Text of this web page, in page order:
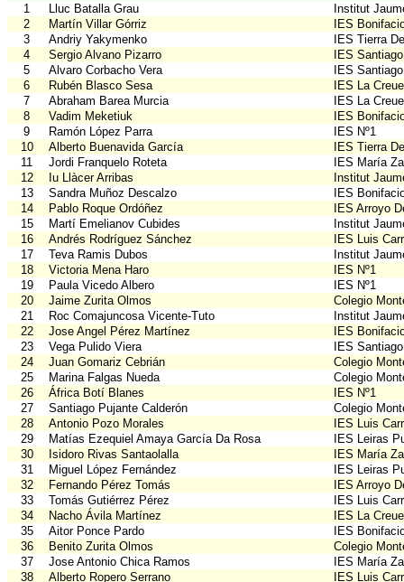
1
Lluc Batalla Grau
Institut
2
Martín Villar Górriz
IES
3
Andriy Yakymenko
IES Tierra
4
Sergio Alvano Pizarro
IES
5
Alvaro Corbacho Vera
IES
6
Rubén Blasco Sesa
IES La
7
Abraham Barea Murcia
IES La
8
Vadim Meketiuk
IES
9
Ramón López Parra
IES Nº1
10
Alberto Buenavida García
IES Tierra
11
Jordi Franquelo Roteta
IES María
12
Iu Llàcer Arribas
Institut
13
Sandra Muñoz Descalzo
IES
14
Pablo Roque Ordóñez
IES Arroyo
15
Martí Emelianov Cubides
Institut
16
Andrés Rodríguez Sánchez
IES Luis
17
Teva Ramis Dubos
Institut
18
Victoria Mena Haro
IES Nº1
19
Paula Vicedo Albero
IES Nº1
20
Jaime Zurita Olmos
Colegio
21
Roc Comajuncosa Vicente-Tuto
Institut
22
Jose Angel Pérez Martínez
IES
23
Vega Pulido Viera
IES
24
Juan Gomariz Cebrián
Colegio
25
Marina Falgas Nueda
Colegio
26
África Botí Blanes
IES Nº1
27
Santiago Pujante Calderón
Colegio
28
Antonio Pozo Morales
IES Luis
29
Matías Ezequiel Amaya García Da Rosa
IES Leiras
30
Isidoro Rivas Santaolalla
IES María
31
Miguel López Fernández
IES Leiras
32
Fernando Pérez Tomás
IES Arroyo
33
Tomás Gutiérrez Pérez
IES Luis
34
Nacho Ávila Martínez
IES La
35
Aitor Ponce Pardo
IES
36
Benito Zurita Olmos
Colegio
37
Jose Antonio Chica Ramos
IES María
38
Alberto Ropero Serrano IES Luis